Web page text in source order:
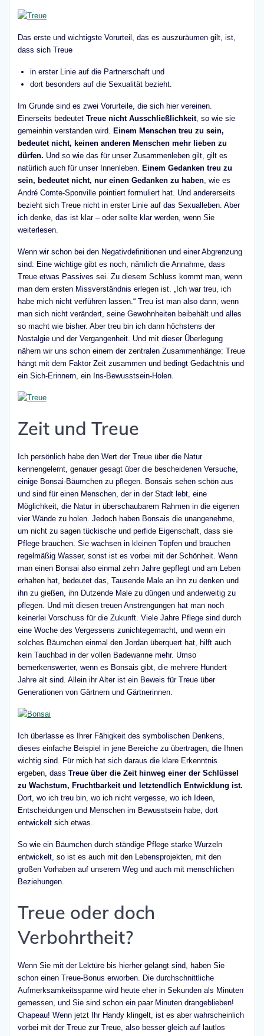
Das erste und wichtigste Vorurteil, das es auszuräumen gilt, ist,
dass sich Treue
in erster Linie auf die Partnerschaft und
dort besonders auf die Sexualität bezieht.
Im Grunde sind es zwei Vorurteile, die sich hier vereinen.
Einerseits bedeutet Treue nicht Ausschließlichkeit, so wie sie
gemeinhin verstanden wird. Einem Menschen treu zu sein,
bedeutet nicht, keinen anderen Menschen mehr lieben zu
dürfen. Und so wie das für unser Zusammenleben gilt, gilt es
natürlich auch für unser Innenleben. Einem Gedanken treu zu
sein, bedeutet nicht, nur einen Gedanken zu haben, wie es
André Comte-Sponville pointiert formuliert hat. Und andererseits
bezieht sich Treue nicht in erster Linie auf das Sexualleben. Aber
ich denke, das ist klar – oder sollte klar werden, wenn Sie
weiterlesen.
Wenn wir schon bei den Negativdefinitionen und einer Abgrenzung
sind: Eine wichtige gibt es noch, nämlich die Annahme, dass
Treue etwas Passives sei. Zu diesem Schluss kommt man, wenn
man dem ersten Missverständnis erlegen ist. „Ich war treu, ich
habe mich nicht verführen lassen.“ Treu ist man also dann, wenn
man sich nicht verändert, seine Gewohnheiten beibehält und alles
so macht wie bisher. Aber treu bin ich dann höchstens der
Nostalgie und der Vergangenheit. Und mit dieser Überlegung
nähern wir uns schon einem der zentralen Zusammenhänge: Treue
hängt mit dem Faktor Zeit zusammen und bedingt Gedächtnis und
ein Sich-Erinnern, ein Ins-Bewusstsein-Holen.
Zeit und Treue
Ich persönlich habe den Wert der Treue über die Natur
kennengelernt, genauer gesagt über die bescheidenen Versuche,
einige Bonsai-Bäumchen zu pflegen. Bonsais sehen schön aus
und sind für einen Menschen, der in der Stadt lebt, eine
Möglichkeit, die Natur in überschaubarem Rahmen in die eigenen
vier Wände zu holen. Jedoch haben Bonsais die unangenehme,
um nicht zu sagen tückische und perfide Eigenschaft, dass sie
Pflege brauchen. Sie wachsen in kleinen Töpfen und brauchen
regelmäßig Wasser, sonst ist es vorbei mit der Schönheit. Wenn
man einen Bonsai also einmal zehn Jahre gepflegt und am Leben
erhalten hat, bedeutet das, Tausende Male an ihn zu denken und
ihn zu gießen, ihn Dutzende Male zu düngen und anderweitig zu
pflegen. Und mit diesen treuen Anstrengungen hat man noch
keinerlei Vorschuss für die Zukunft. Viele Jahre Pflege sind durch
eine Woche des Vergessens zunichtegemacht, und wenn ein
solches Bäumchen einmal den Jordan überquert hat, hilft auch
kein Tauchbad in der vollen Badewanne mehr. Umso
bemerkenswerter, wenn es Bonsais gibt, die mehrere Hundert
Jahre alt sind. Allein ihr Alter ist ein Beweis für Treue über
Generationen von Gärtnern und Gärtnerinnen.
Ich überlasse es Ihrer Fähigkeit des symbolischen Denkens,
dieses einfache Beispiel in jene Bereiche zu übertragen, die Ihnen
wichtig sind. Für mich hat sich daraus die klare Erkenntnis
ergeben, dass Treue über die Zeit hinweg einer der Schlüssel
zu Wachstum, Fruchtbarkeit und letztendlich Entwicklung ist.
Dort, wo ich treu bin, wo ich nicht vergesse, wo ich Ideen,
Entscheidungen und Menschen im Bewusstsein habe, dort
entwickelt sich etwas.
So wie ein Bäumchen durch ständige Pflege starke Wurzeln
entwickelt, so ist es auch mit den Lebensprojekten, mit den
großen Vorhaben auf unserem Weg und auch mit menschlichen
Beziehungen.
Treue oder doch
Verbohrtheit?
Wenn Sie mit der Lektüre bis hierher gelangt sind, haben Sie
schon einen Treue-Bonus erworben. Die durchschnittliche
Aufmerksamkeitsspanne wird heute eher in Sekunden als Minuten
gemessen, und Sie sind schon ein paar Minuten drangeblieben!
Chapeau! Wenn jetzt Ihr Handy klingelt, ist es aber wahrscheinlich
vorbei mit der Treue zur Treue, also besser gleich auf lautlos